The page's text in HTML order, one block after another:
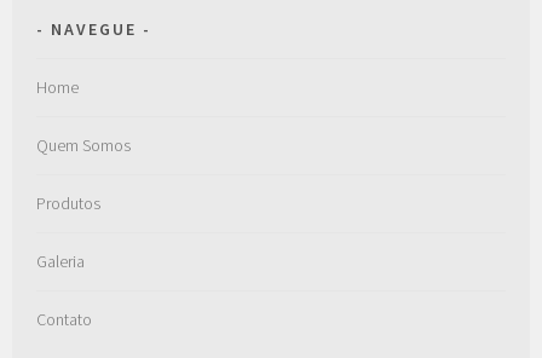
NAVEGUE
Home
Quem Somos
Produtos
Galeria
Contato